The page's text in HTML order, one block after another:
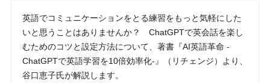
英語でコミュニケーションをとる練習をもっと気軽にした
いと思うことはありませんか？ ChatGPTで英会話を楽し
むためのコツと設定方法について、著書『AI英語革命 -
ChatGPTで英語学習を10倍効率化-』（リチェンジ）より、
谷口恵子氏が解説します。